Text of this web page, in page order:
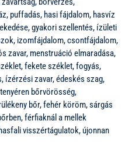
puffadás, hasi fájdalom, hasvíz
gyakori szellentés, ízületi
izomfájdalom, csontfájdalom,
zavar, menstruáció elmaradása,
fekete széklet, fogyás,
ízérzési zavar, édeskés szag,
bőrvörösség,
bőr, fehér köröm, sárgás
férfiaknál a mellek
visszértágulatok, újonnan